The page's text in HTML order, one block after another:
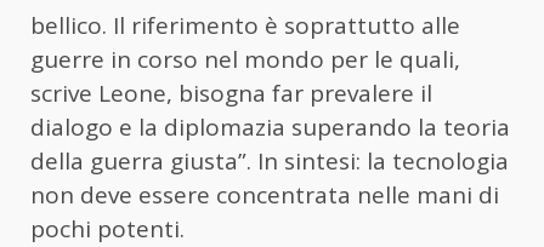
bellico. Il riferimento è soprattutto alle
guerre in corso nel mondo per le quali,
scrive Leone, bisogna far prevalere il
dialogo e la diplomazia superando la teoria
della guerra giusta”. In sintesi: la tecnologia
non deve essere concentrata nelle mani di
pochi potenti.